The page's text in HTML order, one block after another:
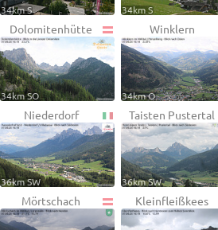
34km S 34km S
Dolomitenhütte
34km SO
Winklern
34km O
Niederdorf
36km SW
Taisten Pustertal
36km SW
Mörtschach Kleinfleißkees